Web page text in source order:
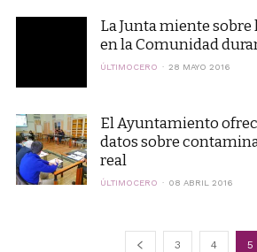
La Junta miente sobre
en la Comunidad
ÚLTIMOCERO 28 MAYO 2016
El Ayuntamiento
datos sobre
real
ÚLTIMOCERO 08 ABRIL 2016
3 4 5